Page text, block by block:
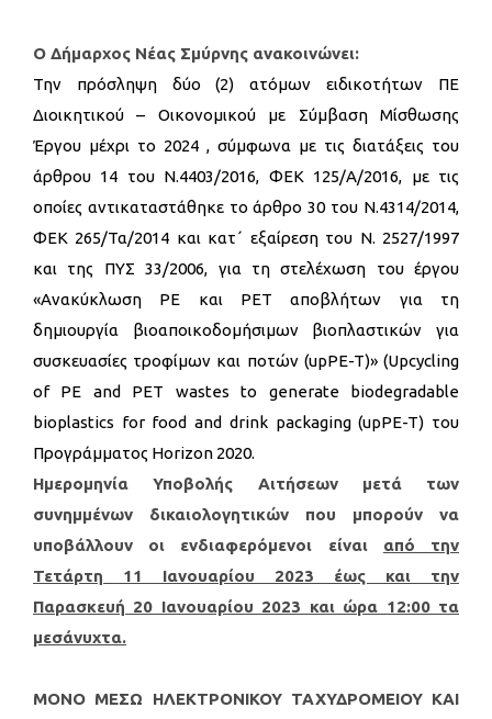
Ο Δήμαρχος Νέας Σμύρνης ανακοινώνει:
Την πρόσληψη δύο (2) ατόμων ειδικοτήτων ΠΕ
Διοικητικού – Οικονομικού με Σύμβαση Μίσθωσης
Έργου μέχρι το 2024 , σύμφωνα με τις διατάξεις του
άρθρου 14 του Ν.4403/2016, ΦΕΚ 125/Α/2016, με τις
οποίες αντικαταστάθηκε το άρθρο 30 του Ν.4314/2014,
ΦΕΚ 265/Τα/2014 και κατ΄ εξαίρεση του Ν. 2527/1997
και της ΠΥΣ 33/2006, για τη στελέχωση του έργου
«Ανακύκλωση PE και PET αποβλήτων για τη
δημιουργία βιοαποικοδομήσιμων βιοπλαστικών για
συσκευασίες τροφίμων και ποτών (upPE-T)» (Upcycling
of PE and PET wastes to generate biodegradable
bioplastics for food and drink packaging (upPE-T) του
Προγράμματος Horizon 2020.
Ημερομηνία Υποβολής Αιτήσεων μετά των
συνημμένων δικαιολογητικών που μπορούν να
υποβάλλουν οι ενδιαφερόμενοι είναι από την
Τετάρτη 11 Ιανουαρίου 2023 έως και την
Παρασκευή 20 Ιανουαρίου 2023 και ώρα 12:00 τα
μεσάνυχτα.
MONO ΜΕΣΩ ΗΛΕΚΤΡΟΝΙΚΟΥ ΤΑΧΥΔΡΟΜΕΙΟΥ ΚΑΙ